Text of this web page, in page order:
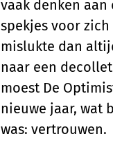
vaak denken
spekjes voor
mislukte dan
naar een
moest De
nieuwe jaar, wat
was: vertrouwen.